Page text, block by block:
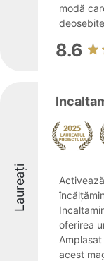
modă
8.6
Laureați
oferirea
acest